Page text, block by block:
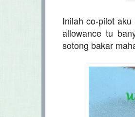
Inilah co-pilot
allowance tu
sotong bakar